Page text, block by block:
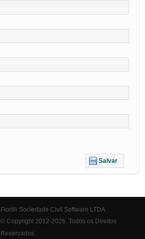
Salvar
Fiorilli Sociedade Civil Software LTDA
© Copyright 2012-2026. Todos os Direitos
Reservados.